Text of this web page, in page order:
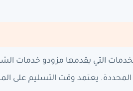
التي يقدمها مزودو خدمات
يعتمد وقت التسليم على